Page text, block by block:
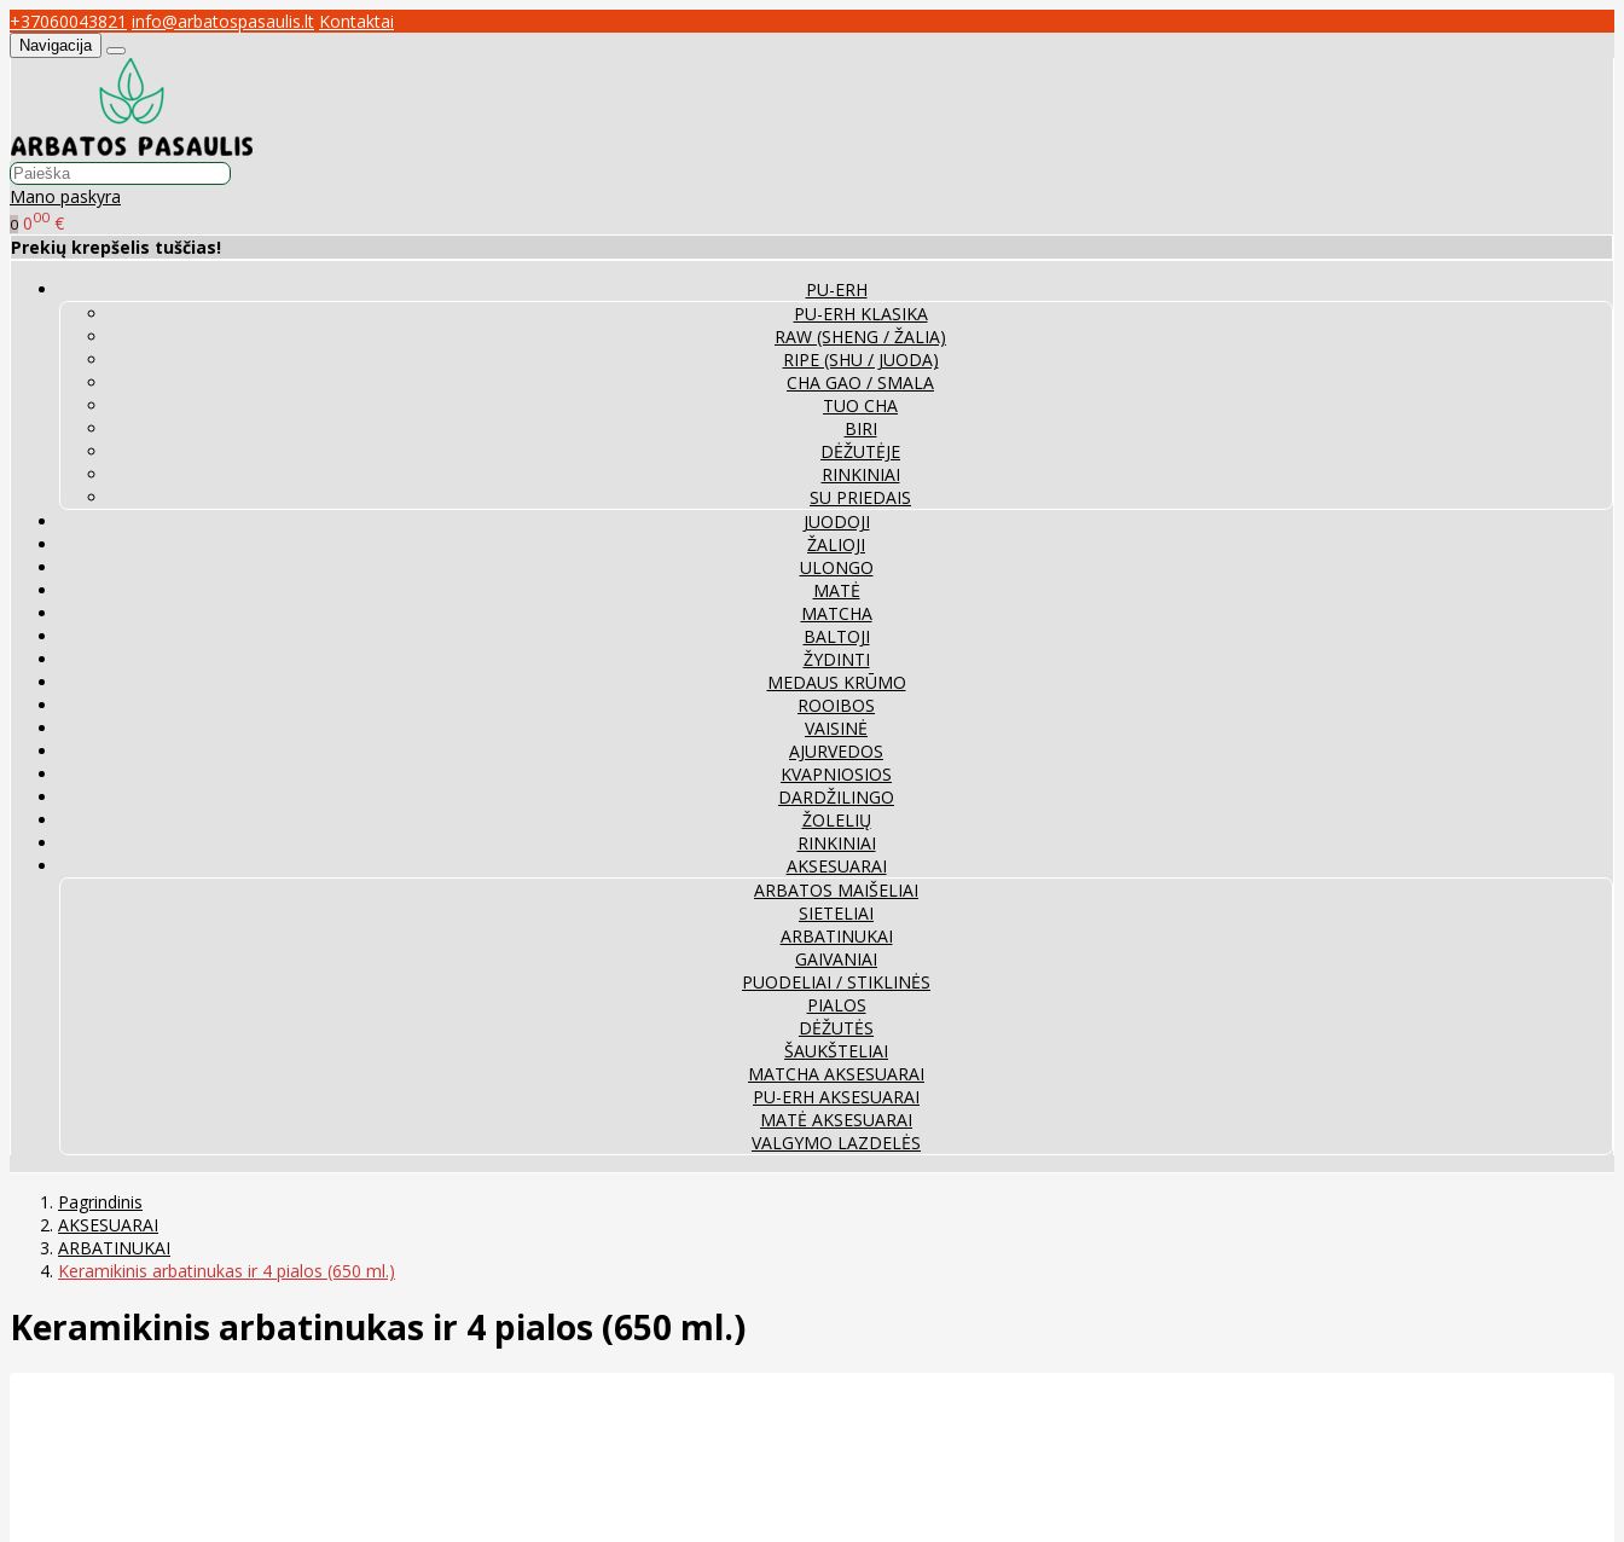
+37060043821 info@arbatospasaulis.lt Kontaktai
Navigacija
Mano paskyra
0 000 €
Prekių krepšelis tuščias!
PU-ERH
PU-ERH KLASIKA
RAW (SHENG / ŽALIA)
RIPE (SHU / JUODA)
CHA GAO / SMALA
TUO CHA
BIRI
DĖŽUTĖJE
RINKINIAI
SU PRIEDAIS
JUODOJI
ŽALIOJI
ULONGO
MATĖ
MATCHA
BALTOJI
ŽYDINTI
MEDAUS KRŪMO
ROOIBOS
VAISINĖ
AJURVEDOS
KVAPNIOSIOS
DARDŽILINGO
ŽOLELIŲ
RINKINIAI
AKSESUARAI
ARBATOS MAIŠELIAI
SIETELIAI
ARBATINUKAI
GAIVANIAI
PUODELIAI / STIKLINĖS
PIALOS
DĖŽUTĖS
ŠAUKŠTELIAI
MATCHA AKSESUARAI
PU-ERH AKSESUARAI
MATĖ AKSESUARAI
VALGYMO LAZDELĖS
Pagrindinis
AKSESUARAI
ARBATINUKAI
Keramikinis arbatinukas ir 4 pialos (650 ml.)
Keramikinis arbatinukas ir 4 pialos (650 ml.)